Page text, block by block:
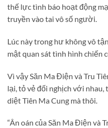
thế lực tình báo hoạt động
truyền vào tai vô số người.
Lúc này trong hư không vô
mật quan sát tình hình chiến
Vì vậy Săn Ma Điện và Tru
lại, tỏ vẻ đối nghịch với
diệt Tiên Ma Cung mà thôi.
“Ân oán của Săn Ma Điện và